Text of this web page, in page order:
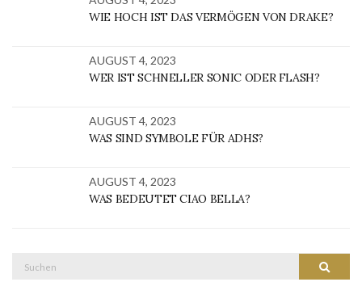
WIE HOCH IST DAS VERMÖGEN VON DRAKE?
AUGUST 4, 2023
WER IST SCHNELLER SONIC ODER FLASH?
AUGUST 4, 2023
WAS SIND SYMBOLE FÜR ADHS?
AUGUST 4, 2023
WAS BEDEUTET CIAO BELLA?